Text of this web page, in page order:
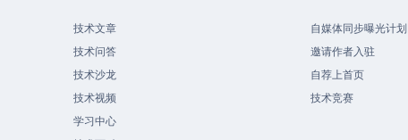
技术文章
技术问答
技术沙龙
技术视频
学习中心
自媒体同步曝光计划
邀请作者入驻
自荐上首页
技术竞赛